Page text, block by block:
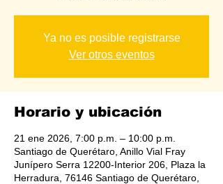
Ya no es posible registrarse
Ver otros eventos
Horario y ubicación
21 ene 2026, 7:00 p.m. – 10:00 p.m.
Santiago de Querétaro, Anillo Vial Fray
Junípero Serra 12200-Interior 206, Plaza la
Herradura, 76146 Santiago de Querétaro,